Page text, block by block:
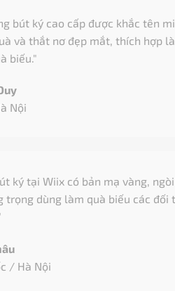
được khắc tên miễn phí,
mắt, thích hợp làm quà
bản mạ vàng, ngòi vàng
quà biếu các đối tác của